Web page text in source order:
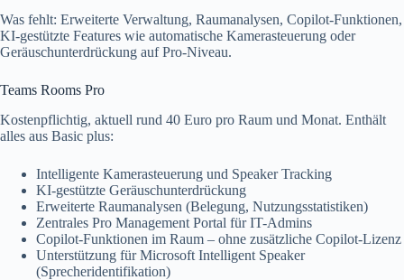
Was fehlt: Erweiterte Verwaltung, Raumanalysen, Copilot-Funktionen,
KI-gestützte Features wie automatische Kamerasteuerung oder
Geräuschunterdrückung auf Pro-Niveau.
Teams Rooms Pro
Kostenpflichtig, aktuell rund 40 Euro pro Raum und Monat. Enthält
alles aus Basic plus:
Intelligente Kamerasteuerung und Speaker Tracking
KI-gestützte Geräuschunterdrückung
Erweiterte Raumanalysen (Belegung, Nutzungsstatistiken)
Zentrales Pro Management Portal für IT-Admins
Copilot-Funktionen im Raum – ohne zusätzliche Copilot-Lizenz
Unterstützung für Microsoft Intelligent Speaker
(Sprecheridentifikation)